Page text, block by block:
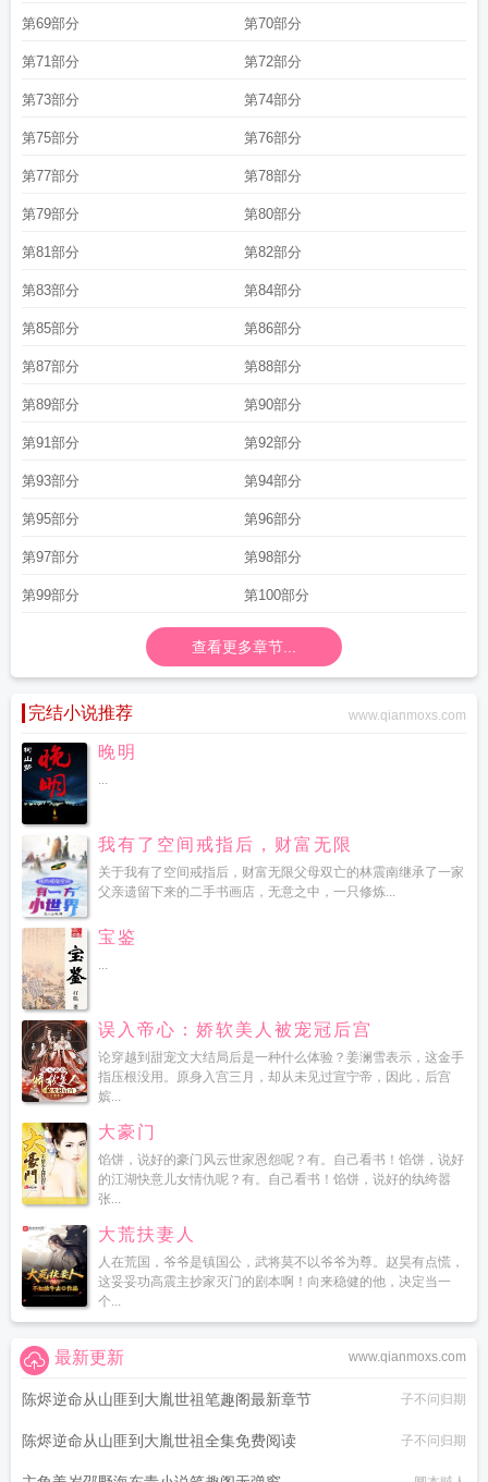
第69部分 第70部分
第71部分 第72部分
第73部分 第74部分
第75部分 第76部分
第77部分 第78部分
第79部分 第80部分
第81部分 第82部分
第83部分 第84部分
第85部分 第86部分
第87部分 第88部分
第89部分 第90部分
第91部分 第92部分
第93部分 第94部分
第95部分 第96部分
第97部分 第98部分
第99部分 第100部分
查看更多章节...
完结小说推荐 www.qianmoxs.com
晚明
...
我有了空间戒指后，财富无限
关于我有了空间戒指后，财富无限父母双亡的林震南继承了一家
父亲遗留下来的二手书画店，无意之中，一只修炼...
宝鉴
...
误入帝心：娇软美人被宠冠后宫
论穿越到甜宠文大结局后是一种什么体验？姜澜雪表示，这金手
指压根没用。原身入宫三月，却从未见过宣宁帝，因此，后宫
嫔...
大豪门
馅饼，说好的豪门风云世家恩怨呢？有。自己看书！馅饼，说好
的江湖快意儿女情仇呢？有。自己看书！馅饼，说好的纨绔嚣
张...
大荒扶妻人
人在荒国，爷爷是镇国公，武将莫不以爷爷为尊。赵昊有点慌，
这妥妥功高震主抄家灭门的剧本啊！向来稳健的他，决定当一
个...
www.qianmoxs.com
最新更新
陈烬逆命从山匪到大胤世祖笔趣阁最新章节 子不问归期
陈烬逆命从山匪到大胤世祖全集免费阅读 子不问归期